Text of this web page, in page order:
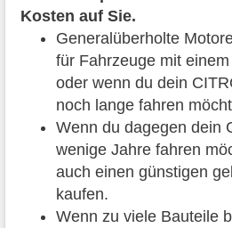
Kosten auf Sie.
Generalüberholte
für Fahrzeuge mit
oder wenn du dein
noch lange fahren
Wenn du dagegen dein
wenige Jahre fahren
auch einen günstigen
kaufen.
Wenn zu viele Bauteile